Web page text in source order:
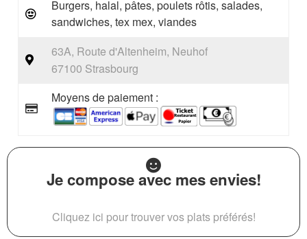
Burgers, halal, pâtes, poulets rôtis, salades,
sandwiches, tex mex, viandes
63A, Route d'Altenheim, Neuhof
67100 Strasbourg
Moyens de paiement :
Je compose avec mes envies!
Cliquez ici pour trouver vos plats préférés!